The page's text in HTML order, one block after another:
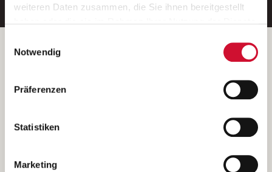
weiteren Daten zusammen, die Sie ihnen bereitgestellt
Wenn Sie auf „Cookies zulassen“ klicken, so stimmen
Sie der Speicherung sämtlicher Cookies zu. Sie können
Ihre Einwilligung selbstverständlich jederzeit widerrufen,
indem Sie die Cookie-Einstellungen aufrufen und diese
unsererDatenschutzerklärung
Notwendig
Präferenzen
Statistiken
Marketing
Betreiber der Webseite
Kantstraße 45a
(Ein Tochterunternehmen des AWO Bezirksverbandes Unterfranken
e.V.)